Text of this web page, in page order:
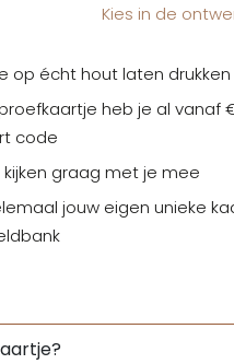
Kies in de
op écht hout laten drukken
heb je al vanaf
code
kijken graag met je mee
jouw eigen unieke